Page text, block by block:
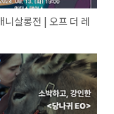
살롱전 | 오프 더 레